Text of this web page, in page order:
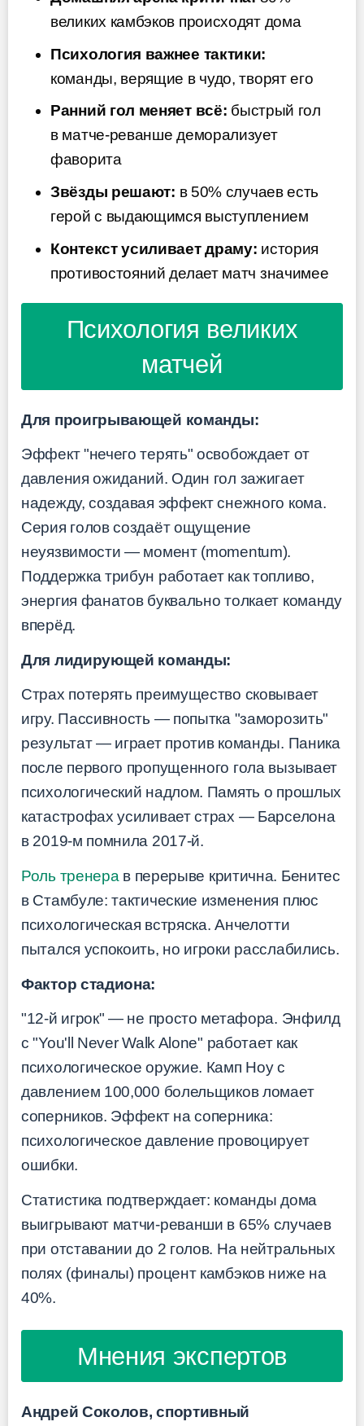
великих камбэков происходят дома
Психология важнее тактики:
команды, верящие в чудо, творят его
Ранний гол меняет всё: быстрый гол
в матче-реванше деморализует
фаворита
Звёзды решают: в 50% случаев есть
герой с выдающимся выступлением
Контекст усиливает драму: история
противостояний делает матч значимее
Психология великих
матчей
Для проигрывающей команды:
Эффект "нечего терять" освобождает от
давления ожиданий. Один гол зажигает
надежду, создавая эффект снежного кома.
Серия голов создаёт ощущение
неуязвимости — момент (momentum).
Поддержка трибун работает как топливо,
энергия фанатов буквально толкает команду
вперёд.
Для лидирующей команды:
Страх потерять преимущество сковывает
игру. Пассивность — попытка "заморозить"
результат — играет против команды. Паника
после первого пропущенного гола вызывает
психологический надлом. Память о прошлых
катастрофах усиливает страх — Барселона
в 2019-м помнила 2017-й.
Роль тренера в перерыве критична. Бенитес
в Стамбуле: тактические изменения плюс
психологическая встряска. Анчелотти
пытался успокоить, но игроки расслабились.
Фактор стадиона:
"12-й игрок" — не просто метафора. Энфилд
с "You'll Never Walk Alone" работает как
психологическое оружие. Камп Ноу с
давлением 100,000 болельщиков ломает
соперников. Эффект на соперника:
психологическое давление провоцирует
ошибки.
Статистика подтверждает: команды дома
выигрывают матчи-реванши в 65% случаев
при отставании до 2 голов. На нейтральных
полях (финалы) процент камбэков ниже на
40%.
Мнения экспертов
Андрей Соколов, спортивный